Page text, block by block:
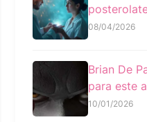
08/04/2026
Brian De
para este
10/01/2026